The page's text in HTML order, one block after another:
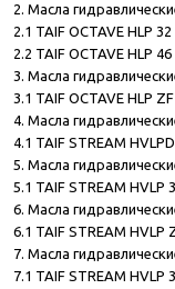
2. Масла
2.1 TAIF OCTAVE HLP 32
2.2 TAIF OCTAVE HLP 46
3. Масла
3.1 TAIF OCTAVE HLP ZF
4. Масла
4.1 TAIF STREAM HVLPD
5. Масла
5.1 TAIF STREAM HVLP
6. Масла
6.1 TAIF STREAM HVLP
7. Масла
7.1 TAIF STREAM HVLP